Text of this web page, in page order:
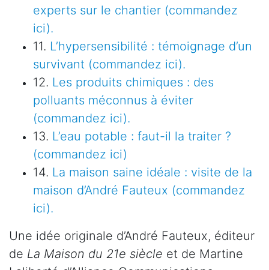
experts sur le chantier (commandez
ici).
11. L’hypersensibilité : témoignage d’un
survivant (commandez ici).
12. Les produits chimiques : des
polluants méconnus à éviter
(commandez ici).
13. L’eau potable : faut-il la traiter ?
(commandez ici)
14. La maison saine idéale : visite de la
maison d’André Fauteux (commandez
ici).
Une idée originale d’André Fauteux, éditeur
de La Maison du 21e siècle et de Martine